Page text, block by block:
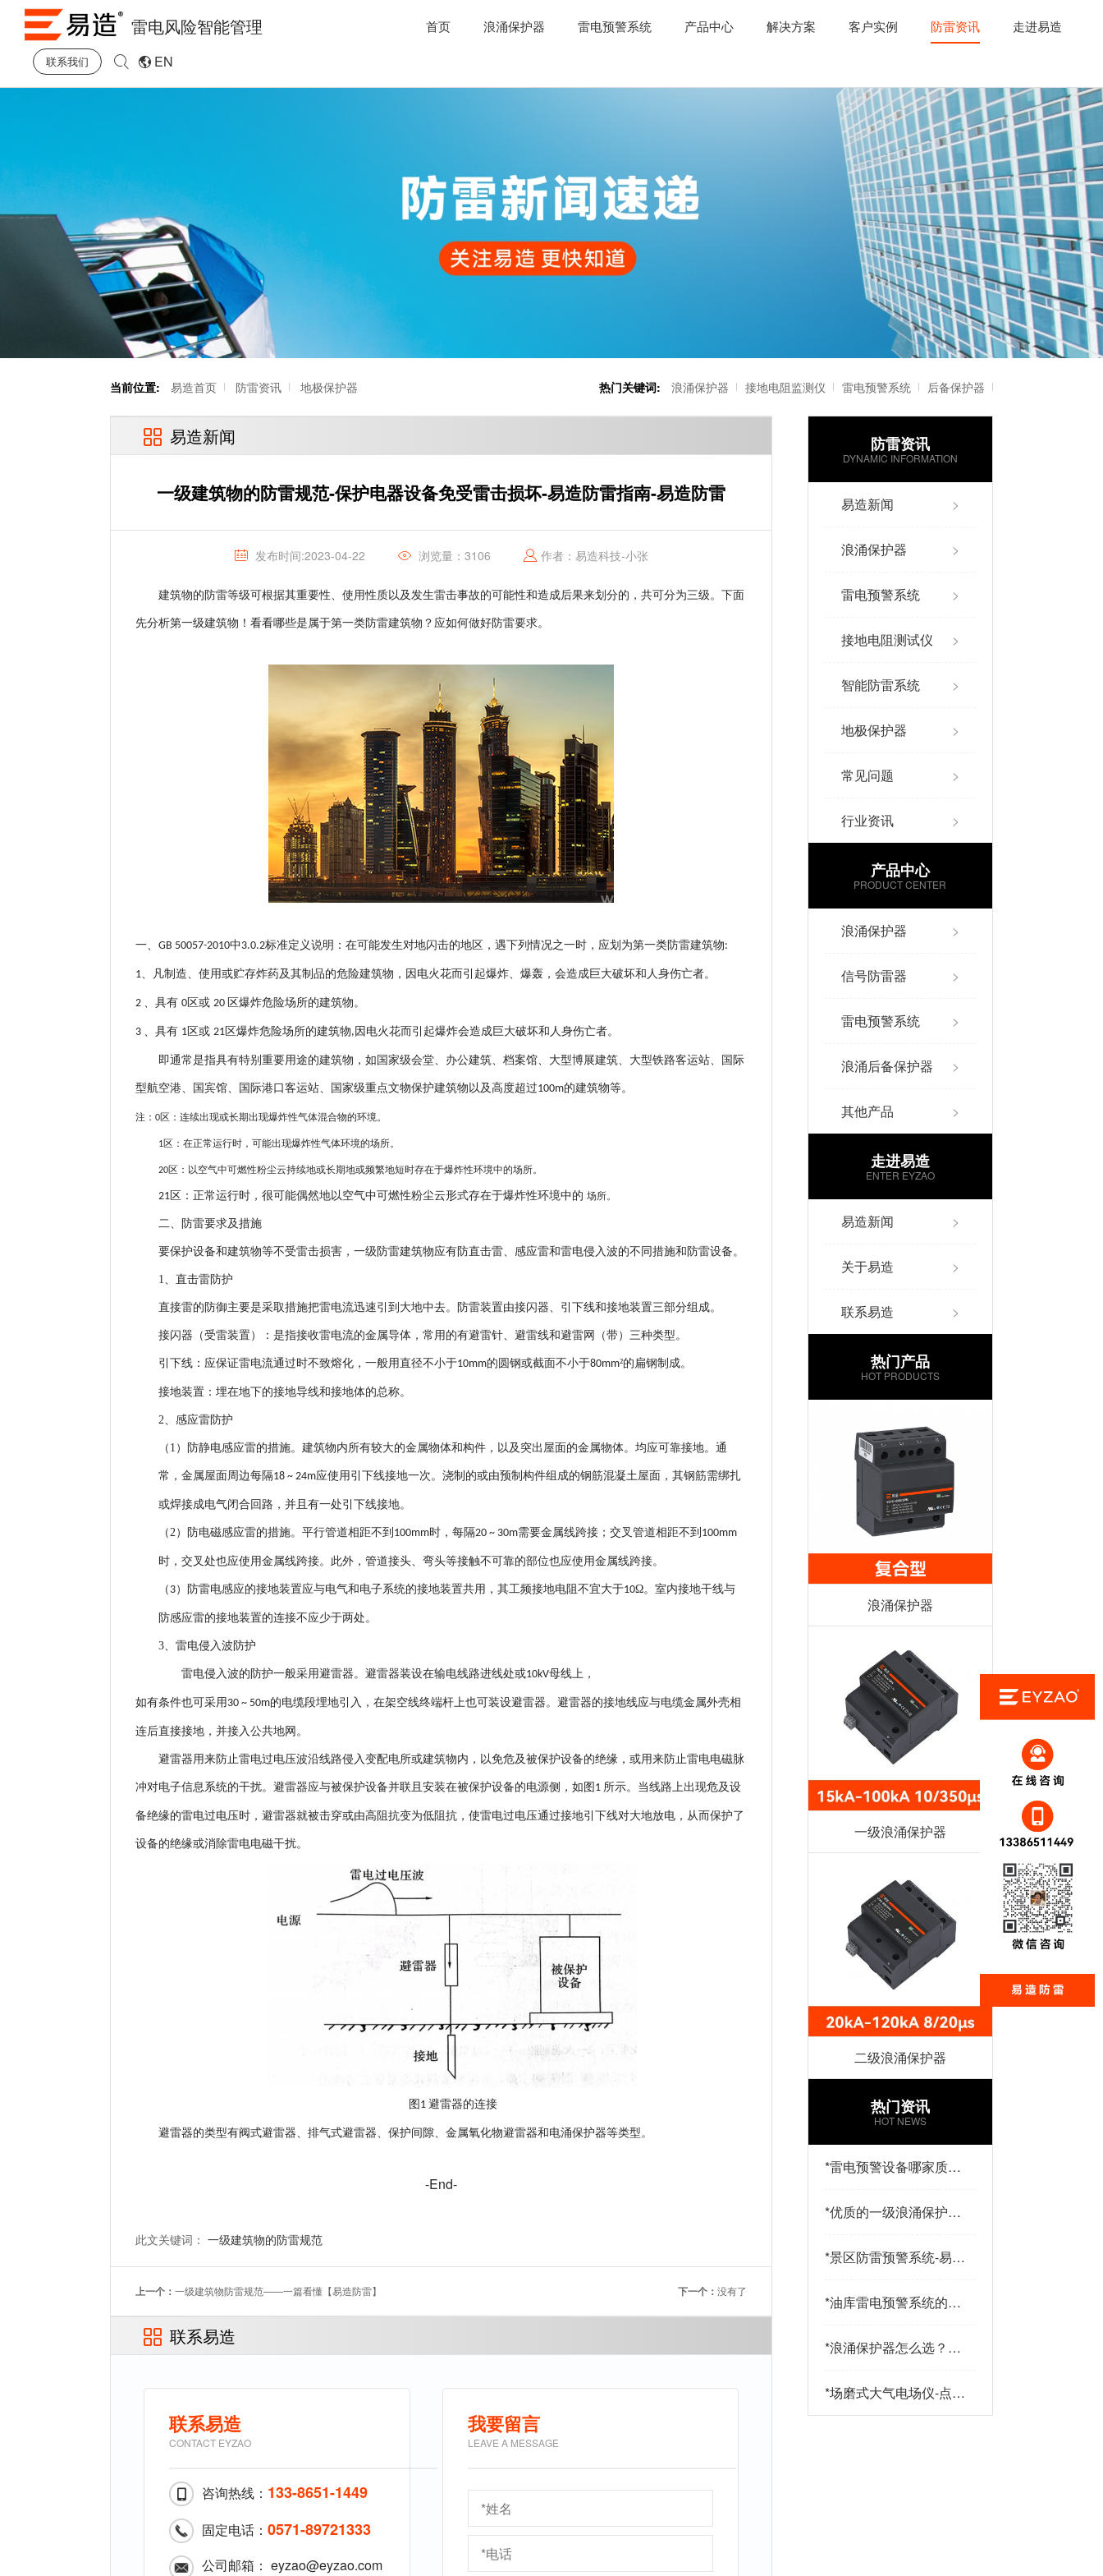
雷电风险智能管理 首页 浪涌保护器 雷电预警系统 产品中心 解决方案 客户实例 防雷资讯 走进易造
联系我们 EN
当前位置: 易造首页 防雷资讯 地极保护器 热门关键词: 浪涌保护器 接地电阻监测仪 雷电预警系统 后备保护器
雷电记录仪 智能防雷系统
易造新闻
一级建筑物的防雷规范-保护电器设备免受雷击损坏-易造防雷指南-易造防雷
发布时间:2023-04-22 浏览量：3106 作者：易造科技-小张
建筑物的防雷等级可根据其重要性、使用性质以及发生雷击事故的可能性和造成后果来划分的，共可分为三级。下面
先分析第一级建筑物！看看哪些是属于第一类防雷建筑物？应如何做好防雷要求。
一、GB 50057-2010中3.0.2标准定义说明：在可能发生对地闪击的地区，遇下列情况之一时，应划为第一类防雷建筑物:
1、凡制造、使用或贮存炸药及其制品的危险建筑物，因电火花而引起爆炸、爆轰，会造成巨大破坏和人身伤亡者。
2 、具有0 区或20 区爆炸危险场所的建筑物。
3 、具有 1 区或21 区爆炸危险场所的建筑物, 因电火花而引起爆炸会造成巨大破坏和人身伤亡者。
即通常是指具有特别重要用途的建筑物，如国家级会堂、办公建筑、档案馆、大型博展建筑、大型铁路客运站、国际
型航空港、国宾馆、国际港口客运站、国家级重点文物保护建筑物以及高度超过100m的建筑物等。
注：0区：连续出现或长期出现爆炸性气体混合物的环境。
1区：在正常运行时，可能出现爆炸性气体环境的场所。
20区：以空气中可燃性粉尘云持续地或长期地或频繁地短时存在于爆炸性环境中的场所。
21 区：正常运行时，很可能偶然地以空气中可燃性粉尘云形式存在于爆炸性环境中的 场所。
二、防雷要求及措施
要保护设备和建筑物等不受雷击损害，一级防雷建筑物应有防直击雷、感应雷和雷电侵入波的不同措施和防雷设备。
1、直击雷防护
直接雷的防御主要是采取措施把雷电流迅速引到大地中去。防雷装置由接闪器、引下线和接地装置三部分组成。
接闪器（受雷装置）：是指接收雷电流的金属导体，常用的有避雷针、避雷线和避雷网（带）三种类型。
引下线：应保证雷电流通过时不致熔化，一般用直径不小于10mm的圆钢或截面不小于80mm²的扁钢制成。
接地装置：埋在地下的接地导线和接地体的总称。
2、感应雷防护
（1）防静电感应雷的措施。建筑物内所有较大的金属物体和构件，以及突出屋面的金属物体。均应可靠接地。通
常，金属屋面周边每隔18 ~ 24m应使用引下线接地一次。浇制的或由预制构件组成的钢筋混凝土屋面，其钢筋需绑扎
或焊接成电气闭合回路，并且有一处引下线接地。
（2）防电磁感应雷的措施。平行管道相距不到 100mm时，每隔20 ~ 30m需要金属线跨接；交叉管道相距不到 100mm
时，交叉处也应使用金属线跨接。此外，管道接头、弯头等接触不可靠的部位也应使用金属线跨接。
（3） 防雷电感应的接地装置应与电气和电子系统的接地装置共用，其工频接地电阻不宜大于10Ω。室内接地干线与
防感应雷的接地装置的连接不应少于两处。
3、雷电侵入波防护
雷电侵入波的防护一般采用避雷器。避雷器装设在输电线路进线处或10kV母线上，
如有条件也可采用 30 ~ 50m的电缆段埋地引入，在架空线终端杆上也可装设避雷器。避雷器的接地线应与电缆金属外壳相
连后直接接地，并接入公共地网。
避雷器用来防止雷电过电压波沿线路侵入变配电所或建筑物内，以免危及被保护设备的绝缘，或用来防止雷电电磁脉
冲对电子信息系统的干扰。避雷器应与被保护设备并联且安装在被保护设备的电源侧，如图 1所示。当线路上出现危及设
备绝缘的雷电过电压时，避雷器就被击穿或由高阻抗变为低阻抗，使雷电过电压通过接地引下线对大地放电，从而保护了
设备的绝缘或消除雷电电磁干扰。
图 1 避雷器的连接
避雷器的类型有阀式避雷器、排气式避雷器、保护间隙、金属氧化物避雷器和电涌保护器等类型。
-End-
此文关键词：一级建筑物的防雷规范
上一个：一级建筑物防雷规范——一篇看懂【易造防雷】 下一个： 没有了
联系易造
联系易造
CONTACT EYZAO
咨询热线： 133-8651-1449
固定电话：0571-89721333
公司邮箱： eyzao@eyzao.com
我要留言
LEAVE A MESSAGE
防雷资讯
DYNAMIC INFORMATION
易造新闻 >
浪涌保护器 >
雷电预警系统 >
接地电阻测试仪 >
智能防雷系统 >
地极保护器 >
常见问题 >
行业资讯 >
产品中心
PRODUCT CENTER
浪涌保护器 >
信号防雷器 >
雷电预警系统 >
浪涌后备保护器 >
其他产品 >
走进易造
ENTER EYZAO
易造新闻 >
关于易造 >
联系易造 >
热门产品
HOT PRODUCTS
浪涌保护器
一级浪涌保护器
二级浪涌保护器
热门资讯
HOT NEWS
*雷电预警设备哪家质量
*优质的一级浪涌保护器
防雷
*景区防雷预警系统-易造
*油库雷电预警系统的传
看-易造
*浪涌保护器怎么选？三
策略助您精准选型-易造
*场磨式大气电场仪-点击
了解更多-易造